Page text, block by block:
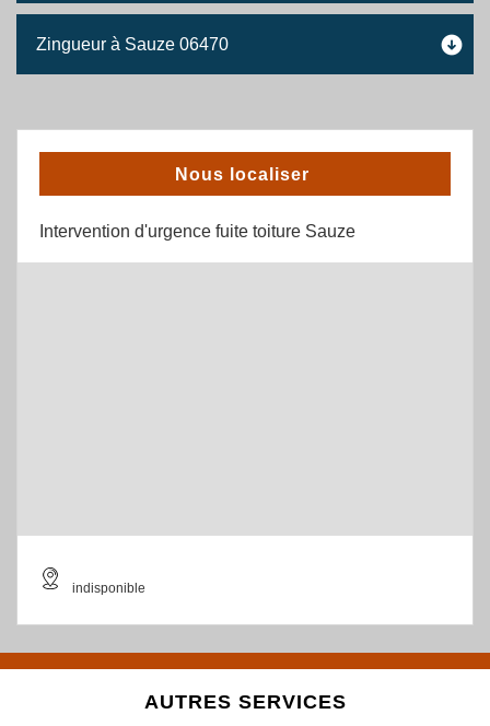
Zingueur à Sauze 06470
Nous localiser
Intervention d'urgence fuite toiture Sauze
indisponible
AUTRES SERVICES